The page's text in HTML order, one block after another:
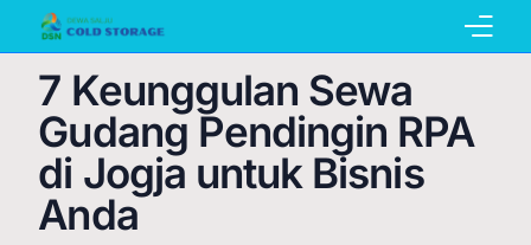
7 Keunggulan Sewa
Gudang Pendingin RPA
di Jogja untuk Bisnis
Anda
Home
Pembuatan Cold Storage